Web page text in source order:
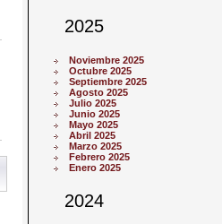
2025
Noviembre 2025
Octubre 2025
Septiembre 2025
Agosto 2025
Julio 2025
Junio 2025
Mayo 2025
Abril 2025
Marzo 2025
Febrero 2025
Enero 2025
2024